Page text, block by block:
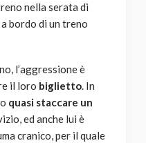
nella serata di
bordo di un treno
l’aggressione è
il loro biglietto. In
quasi staccare un
ed anche lui è
cranico, per il quale
mondiale e
per
la stessa causa
ago